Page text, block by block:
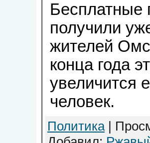
Бесплатные
получили
жителей
конца года
увеличится
человек.
Политика|